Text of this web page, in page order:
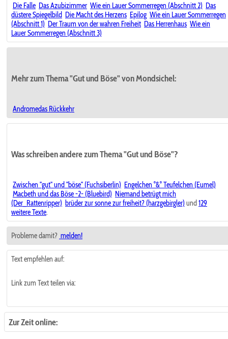
Die Falle Das Azubizimmer Wie ein Lauer Sommerregen (Abschnitt 2) Das
düstere Spiegelbild Die Macht des Herzens Epilog Wie ein Lauer Sommerregen
(Abschnitt 1) Der Traum von der wahren Freiheit Das Herrenhaus Wie ein
Lauer Sommerregen (Abschnitt 3)
Mehr zum Thema "Gut und Böse" von Mondsichel:
Andromedas Rückkehr
Was schreiben andere zum Thema "Gut und Böse"?
Zwischen "gut" und "böse" (Fuchsiberlin) Engelchen °&° Teufelchen (Eumel)
Macbeth und das Böse -2- (Bluebird) Niemand betrügt mich
(Der_Rattenripper) brüder zur sonne zur freiheit? (harzgebirgler) und 129
weitere Texte.
Probleme damit? melden!
Text empfehlen auf:
Link zum Text teilen via:
Zur Zeit online: